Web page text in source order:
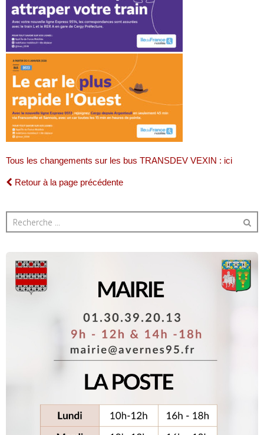
Tous les changements sur les bus TRANSDEV VEXIN : ici
Retour à la page précédente